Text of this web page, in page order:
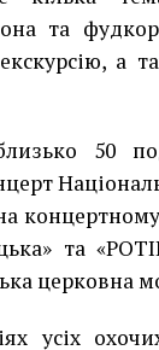
та
а
50
та
церковна
усіх